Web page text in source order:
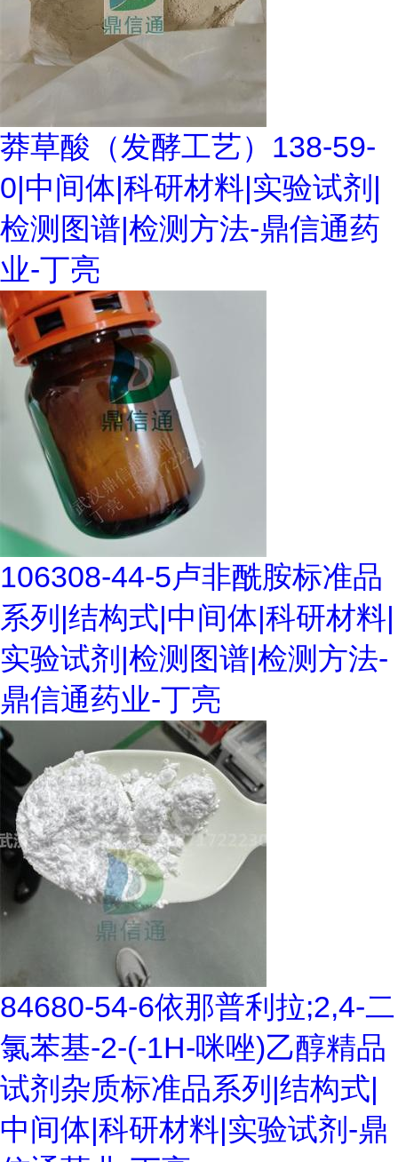
莽草酸（发酵工艺）138-59-
0|中间体|科研材料|实验试剂|
检测图谱|检测方法-鼎信通药
业-丁亮
106308-44-5卢非酰胺标准品
系列|结构式|中间体|科研材料|
实验试剂|检测图谱|检测方法-
鼎信通药业-丁亮
84680-54-6依那普利拉;2,4-二
氯苯基-2-(-1H-咪唑)乙醇精品
试剂杂质标准品系列|结构式|
中间体|科研材料|实验试剂-鼎